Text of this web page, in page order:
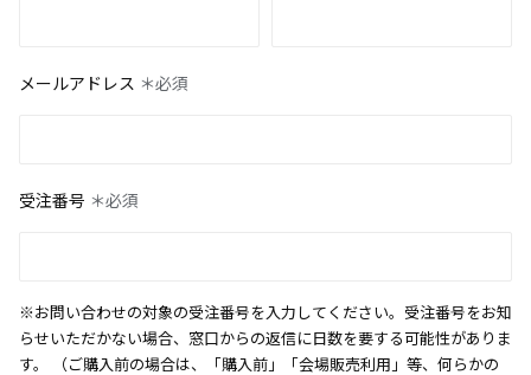
メールアドレス ＊必須
受注番号 ＊必須
※お問い合わせの対象の受注番号を入力してください。受注番号をお知
らせいただかない場合、窓口からの返信に日数を要する可能性がありま
す。 （ご購入前の場合は、「購入前」「会場販売利用」等、何らかの